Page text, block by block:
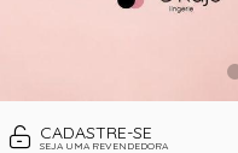
CADASTRE-SE
SEJA UMA REVENDEDORA